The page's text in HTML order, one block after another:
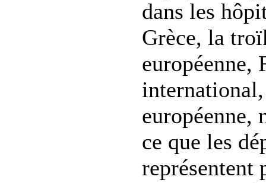
dans les
Grèce, la
européenne,
européenne,
ce que les
représentent